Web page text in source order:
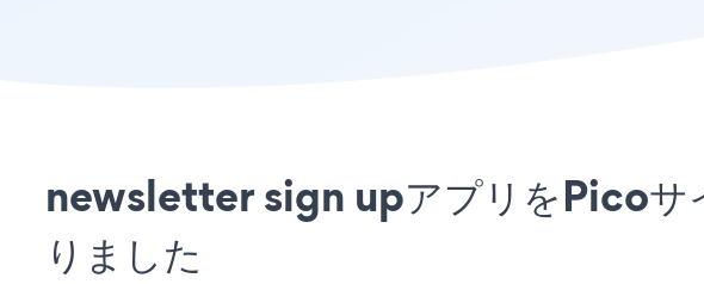
newsletter sign upアプリをPicoサ
りました